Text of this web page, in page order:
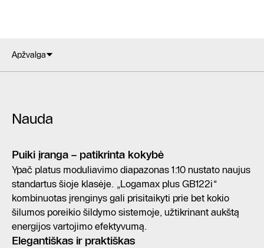
Apžvalga
Nauda
Puiki įranga – patikrinta kokybė
Ypač platus moduliavimo diapazonas 1:10 nustato naujus
standartus šioje klasėje. „Logamax plus GB122i“
kombinuotas įrenginys gali prisitaikyti prie bet kokio
šilumos poreikio šildymo sistemoje, užtikrinant aukštą
energijos vartojimo efektyvumą.
Elegantiškas ir praktiškas